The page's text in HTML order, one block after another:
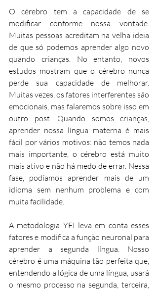
O cérebro tem a capacidade de se
modificar conforme nossa vontade.
Muitas pessoas acreditam na velha ideia
de que só podemos aprender algo novo
quando crianças. No entanto, novos
estudos mostram que o cérebro nunca
Muitas vezes, os fatores interferentes são
emocionais, mas falaremos sobre isso em
outro post. Quando somos crianças,
aprender nossa língua materna é mais
fácil por vários motivos: não temos nada
mais importante, o cérebro está muito
mais ativo e não há medo de errar. Nessa
fase, podíamos aprender mais de um
idioma sem nenhum problema e com
muita facilidade.
A metodologia YFI leva em conta esses
fatores e modifica a função neuronal para
aprender a segunda língua. Nosso
cérebro é uma máquina tão perfeita que,
entendendo a lógica de uma língua, usará
o mesmo processo na segunda, terceira,